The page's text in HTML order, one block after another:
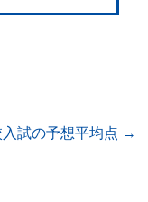
試の予想平均点 →